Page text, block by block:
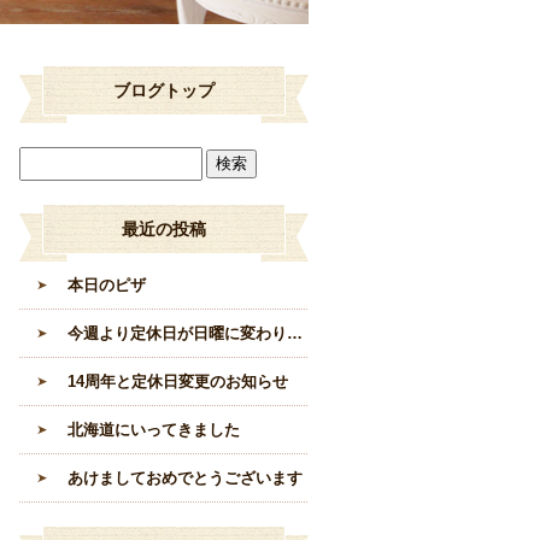
ブログトップ
最近の投稿
本日のピザ
今週より定休日が日曜に変わります。
14周年と定休日変更のお知らせ
北海道にいってきました
あけましておめでとうございます